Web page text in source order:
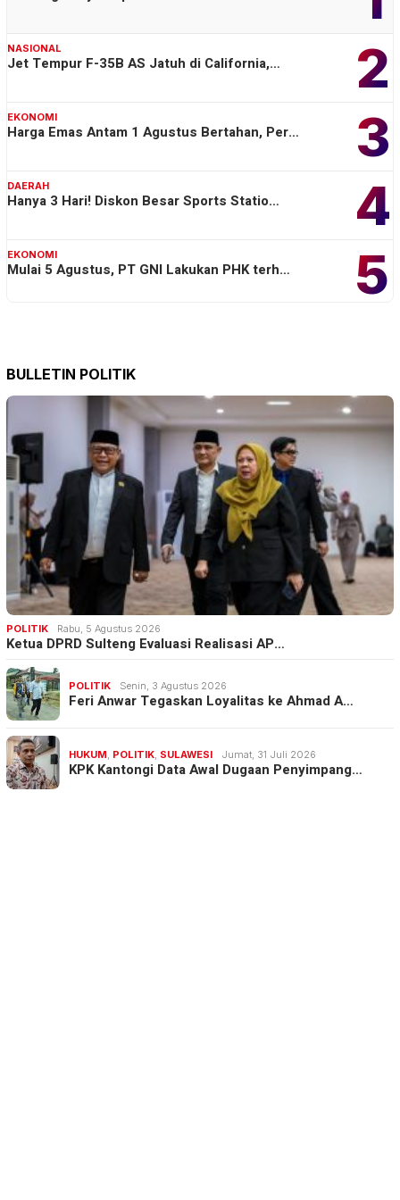
2
NASIONAL
Jet Tempur F-35B AS Jatuh di California,…
3
EKONOMI
Harga Emas Antam 1 Agustus Bertahan, Per…
4
DAERAH
Hanya 3 Hari! Diskon Besar Sports Statio…
5
EKONOMI
Mulai 5 Agustus, PT GNI Lakukan PHK terh…
BULLETIN POLITIK
POLITIK Rabu, 5 Agustus 2026
Ketua DPRD Sulteng Evaluasi Realisasi AP…
POLITIK Senin, 3 Agustus 2026
Feri Anwar Tegaskan Loyalitas ke Ahmad A…
HUKUM, POLITIK, SULAWESI Jumat, 31 Juli 2026
KPK Kantongi Data Awal Dugaan Penyimpang…